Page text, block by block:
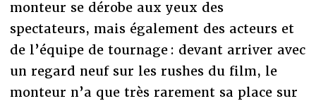
monteur se dérobe aux yeux des
spectateurs, mais également des acteurs et
de l’équipe de tournage : devant arriver avec
un regard neuf sur les rushes du film, le
monteur n’a que très rarement sa place sur